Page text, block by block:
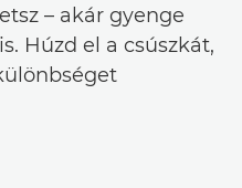
– akár gyenge
Húzd el a csúszkát,